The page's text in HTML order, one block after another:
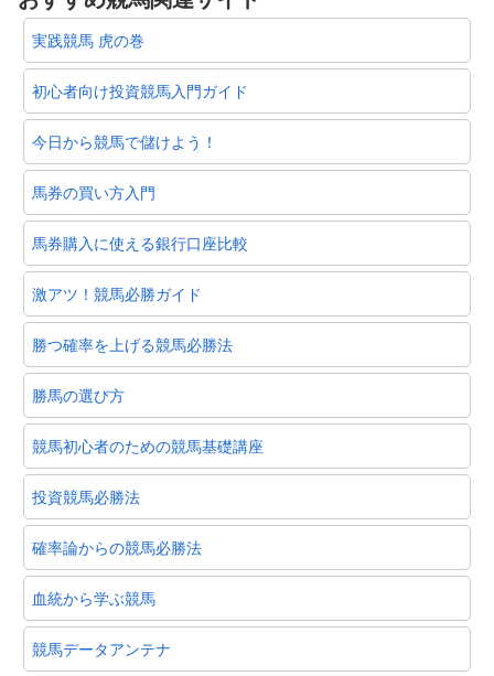
実践競馬 虎の巻
初心者向け投資競馬入門ガイド
今日から競馬で儲けよう！
馬券の買い方入門
馬券購入に使える銀行口座比較
激アツ！競馬必勝ガイド
勝つ確率を上げる競馬必勝法
勝馬の選び方
競馬初心者のための競馬基礎講座
投資競馬必勝法
確率論からの競馬必勝法
血統から学ぶ競馬
競馬データアンテナ